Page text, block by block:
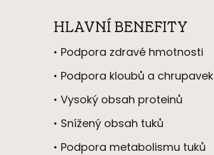
HLAVNÍ BENEFITY
• Podpora zdravé hmotnosti
• Podpora kloubů a chrupavek
• Vysoký obsah proteinů
• Snížený obsah tuků
• Podpora metabolismu tuků